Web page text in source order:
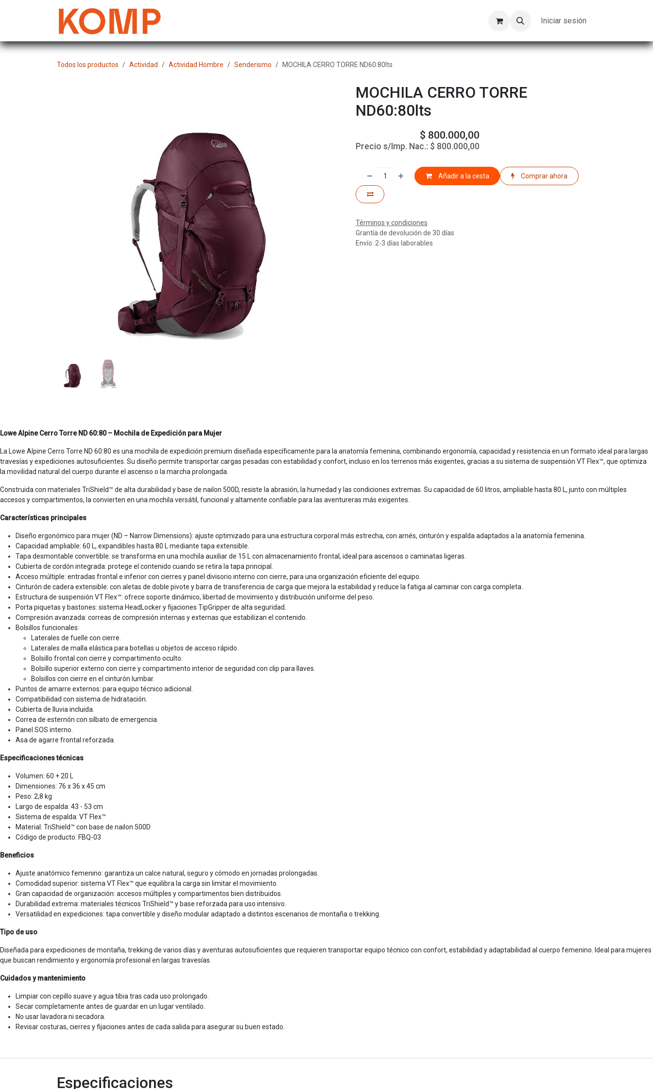
Trabajos Iniciar sesión
Todos los productos Actividad Actividad Hombre Senderismo MOCHILA CERRO TORRE ND60:80lts
MOCHILA CERRO TORRE
ND60:80lts
$ 800.000,00
Precio s/Imp. Nac.: $ 800.000,00
Añadir a la cesta Comprar ahora
Términos y condiciones
Grantía de devolución de 30 días
Envío: 2-3 días laborables
Lowe Alpine Cerro Torre ND 60:80 – Mochila de Expedición para Mujer
La Lowe Alpine Cerro Torre ND 60:80 es una mochila de expedición premium diseñada específicamente para la anatomía femenina, combinando ergonomía, capacidad y resistencia en un formato ideal para largas
travesías y expediciones autosuficientes. Su diseño permite transportar cargas pesadas con estabilidad y confort, incluso en los terrenos más exigentes, gracias a su sistema de suspensión VT Flex™, que optimiza
la movilidad natural del cuerpo durante el ascenso o la marcha prolongada.
Construida con materiales TriShield™ de alta durabilidad y base de nailon 500D, resiste la abrasión, la humedad y las condiciones extremas. Su capacidad de 60 litros, ampliable hasta 80 L, junto con múltiples
accesos y compartimentos, la convierten en una mochila versátil, funcional y altamente confiable para las aventureras más exigentes.
Características principales
Diseño ergonómico para mujer (ND – Narrow Dimensions): ajuste optimizado para una estructura corporal más estrecha, con arnés, cinturón y espalda adaptados a la anatomía femenina.
Capacidad ampliable: 60 L, expandibles hasta 80 L mediante tapa extensible.
Tapa desmontable convertible: se transforma en una mochila auxiliar de 15 L con almacenamiento frontal, ideal para ascensos o caminatas ligeras.
Cubierta de cordón integrada: protege el contenido cuando se retira la tapa principal.
Acceso múltiple: entradas frontal e inferior con cierres y panel divisorio interno con cierre, para una organización eficiente del equipo.
Cinturón de cadera extensible: con aletas de doble pivote y barra de transferencia de carga que mejora la estabilidad y reduce la fatiga al caminar con carga completa.
Estructura de suspensión VT Flex™: ofrece soporte dinámico, libertad de movimiento y distribución uniforme del peso.
Porta piquetas y bastones: sistema HeadLocker y fijaciones TipGripper de alta seguridad.
Compresión avanzada: correas de compresión internas y externas que estabilizan el contenido.
Bolsillos funcionales:
Laterales de fuelle con cierre.
Laterales de malla elástica para botellas u objetos de acceso rápido.
Bolsillo frontal con cierre y compartimento oculto.
Bolsillo superior externo con cierre y compartimento interior de seguridad con clip para llaves.
Bolsillos con cierre en el cinturón lumbar.
Puntos de amarre externos: para equipo técnico adicional.
Compatibilidad con sistema de hidratación.
Cubierta de lluvia incluida.
Correa de esternón con silbato de emergencia.
Panel SOS interno.
Asa de agarre frontal reforzada.
Especificaciones técnicas
Volumen: 60 + 20 L
Dimensiones: 76 x 36 x 45 cm
Peso: 2,8 kg
Largo de espalda: 43 - 53 cm
Sistema de espalda: VT Flex™
Material: TriShield™ con base de nailon 500D
Código de producto: FBQ-03
Beneficios
Ajuste anatómico femenino: garantiza un calce natural, seguro y cómodo en jornadas prolongadas.
Comodidad superior: sistema VT Flex™ que equilibra la carga sin limitar el movimiento.
Gran capacidad de organización: accesos múltiples y compartimentos bien distribuidos.
Durabilidad extrema: materiales técnicos TriShield™ y base reforzada para uso intensivo.
Versatilidad en expediciones: tapa convertible y diseño modular adaptado a distintos escenarios de montaña o trekking.
Tipo de uso
Diseñada para expediciones de montaña, trekking de varios días y aventuras autosuficientes que requieren transportar equipo técnico con confort, estabilidad y adaptabilidad al cuerpo femenino. Ideal para mujeres
que buscan rendimiento y ergonomía profesional en largas travesías.
Cuidados y mantenimiento
Limpiar con cepillo suave y agua tibia tras cada uso prolongado.
Secar completamente antes de guardar en un lugar ventilado.
No usar lavadora ni secadora.
Revisar costuras, cierres y fijaciones antes de cada salida para asegurar su buen estado.
Especificaciones